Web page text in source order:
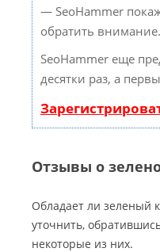
— SeoHammer
обратить внимание.
SeoHammer еще
десятки раз, а
Отзывы о
Обладает ли зеленый
уточнить,
некоторые из них.